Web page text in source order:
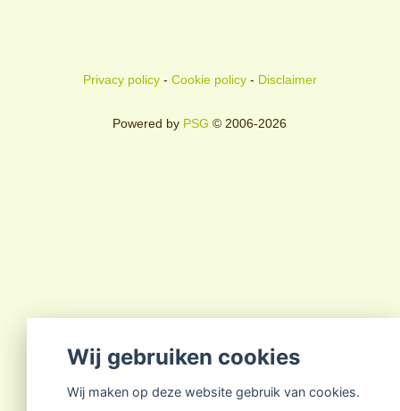
Privacy policy- Cookie policy- Disclaimer
Powered by PSG © 2006-2026
Wij gebruiken cookies
Wij maken op deze website gebruik van cookies.